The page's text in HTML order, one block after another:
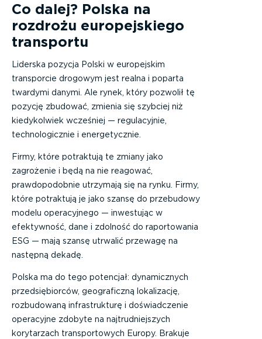
Co dalej? Polska na
rozdrożu europejskiego
transportu
Liderska pozycja Polski w europejskim
transporcie drogowym jest realna i poparta
twardymi danymi. Ale rynek, który pozwolił tę
pozycję zbudować, zmienia się szybciej niż
kiedykolwiek wcześniej — regulacyjnie,
technologicznie i energetycznie.
Firmy, które potraktują te zmiany jako
zagrożenie i będą na nie reagować,
prawdopodobnie utrzymają się na rynku. Firmy,
które potraktują je jako szansę do przebudowy
modelu operacyjnego — inwestując w
efektywność, dane i zdolność do raportowania
ESG — mają szansę utrwalić przewagę na
następną dekadę.
Polska ma do tego potencjał: dynamicznych
przedsiębiorców, geograficzną lokalizację,
rozbudowaną infrastrukturę i doświadczenie
operacyjne zdobyte na najtrudniejszych
korytarzach transportowych Europy. Brakuje